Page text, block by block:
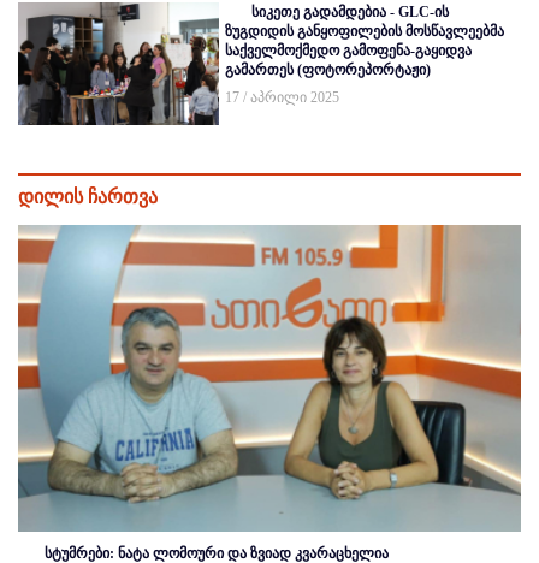
სიკეთე გადამდებია - GLC-ის
ზუგდიდის განყოფილების მოსწავლეებმა
საქველმოქმედო გამოფენა-გაყიდვა
გამართეს (ფოტორეპორტაჟი)
17 / აპრილი 2025
დილის ჩართვა
სტუმრები: ნატა ლომოური და ზვიად კვარაცხელია